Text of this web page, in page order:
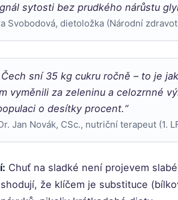
sytosti bez prudkého nárůstu
Svobodová, dietoložka (Národní
Čech sní 35 kg cukru ročně – to je
vyměnili za zeleninu a celozrnné
o desítky procent.“
Jan Novák, CSc., nutriční terapeut (1.
Chuť na sladké není projevem
že klíčem je substituce